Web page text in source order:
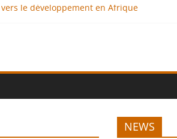
le développement en Afrique
internationale
NEWS